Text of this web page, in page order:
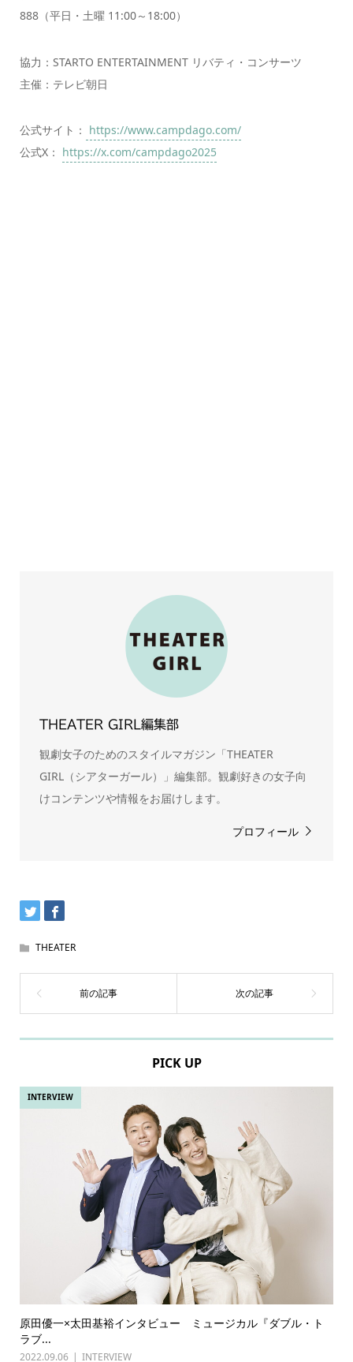
888（平日・土曜 11:00～18:00）
協力：STARTO ENTERTAINMENT リバティ・コンサーツ
主催：テレビ朝日
公式サイト： https://www.campdago.com/
公式X： https://x.com/campdago2025
THEATER GIRL編集部
観劇女子のためのスタイルマガジン「THEATER
GIRL（シアターガール）」編集部。観劇好きの女子向
けコンテンツや情報をお届けします。
プロフィール
THEATER
PICK UP
INTERVIEW
原田優一×太田基裕インタビュー ミュージカル『ダブル・ト
ラブ...
2022.09.06 INTERVIEW